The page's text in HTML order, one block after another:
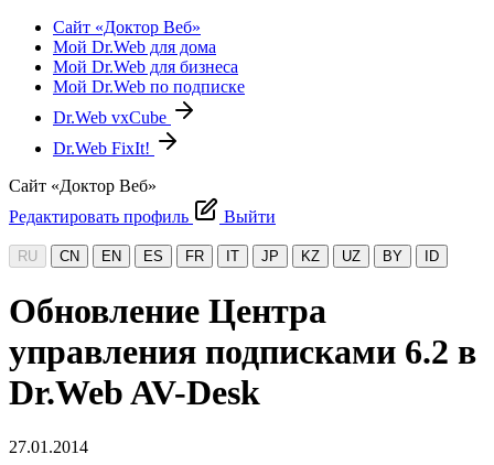
Сайт «Доктор Веб»
Мой Dr.Web для дома
Мой Dr.Web для бизнеса
Мой Dr.Web по подписке
Dr.Web vxCube
Dr.Web FixIt!
Сайт «Доктор Веб»
Редактировать профиль
Выйти
RU CN EN ES FR IT JP KZ UZ BY ID
Обновление Центра
управления подписками 6.2 в
Dr.Web AV-Desk
27.01.2014